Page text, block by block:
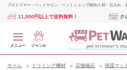
プロトリマー・ペットサロン・ペットショップ様向け 卸・仕入れ・
11,000円以上で送料無料！ ク
メニュー ジャンル
ホーム トリミング機材 店舗備品 保護マッ